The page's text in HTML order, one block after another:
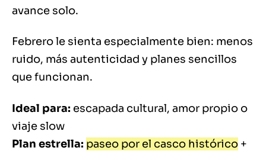
avance solo.
Febrero le sienta especialmente bien: menos
ruido, más autenticidad y planes sencillos
que funcionan.
Ideal para: escapada cultural, amor propio o
viaje slow
Plan estrella: paseo por el casco histórico +